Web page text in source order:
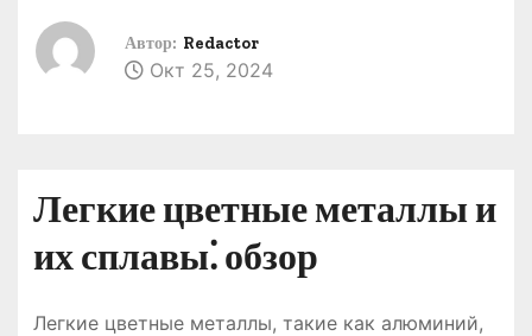
Автор: Redactor
Окт 25, 2024
Легкие цветные металлы и
их сплавы⁚ обзор
Легкие цветные металлы, такие как алюминий,